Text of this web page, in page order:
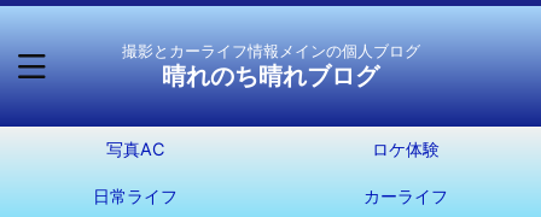
撮影とカーライフ情報メインの個人ブログ
晴れのち晴れブログ
写真AC ロケ体験
日常ライフ カーライフ